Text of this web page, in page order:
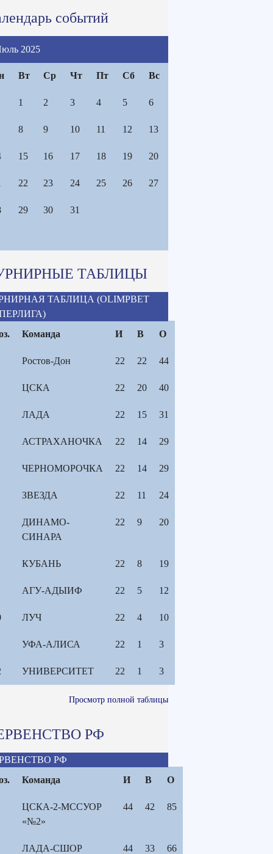
событий
2025
Вт Ср Чт Пт Сб Вс
1 2 3 4 5 6
8 9 10 11 12 13
15 16 17 18 19 20
22 23 24 25 26 27
29 30 31
ТАБЛИЦЫ
ТАБЛИЦА (OLIMPBET
Команда И В О
Ростов-Дон 22 22 44
ЦСКА 22 20 40
ЛАДА 22 15 31
АСТРАХАНОЧКА 22 14 29
ЧЕРНОМОРОЧКА 22 14 29
ЗВЕЗДА 22 11 24
ДИНАМО-
СИНАРА
22 9 20
КУБАНЬ 22 8 19
АГУ-АДЫИФ 22 5 12
ЛУЧ 22 4 10
УФА-АЛИСА 22 1 3
УНИВЕРСИТЕТ 22 1 3
Просмотр полной таблицы
РФ
РФ
Команда И В О
ЦСКА-2-МССУОР
«№2»
44 42 85
ЛАДА-СШОР 44 33 66